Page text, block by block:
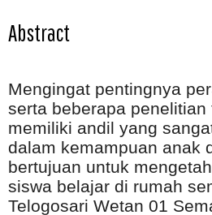
Abstract
Mengingat pentingnya
serta beberapa
memiliki andil yang
dalam kemampuan anak
bertujuan untuk
siswa belajar di rumah
Telogosari Wetan 01